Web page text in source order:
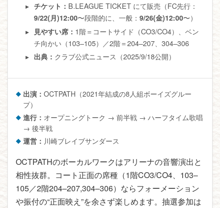
チケット： B.LEAGUE TICKET にて販売（FC先行：
9/22(月)12:00〜段階的に、一般：9/26(金)12:00〜）
見やすい席： 1階＝コートサイド（CO3/CO4）、ベン
チ向かい（103–105）／2階＝204–207、304–306
出典： クラブ公式ニュース（2025/9/18公開）
出演：OCTPATH（2021年結成の8人組ボーイズグルー
プ）
進行： オープニングトーク → 前半戦 → ハーフタイム歌唱
→ 後半戦
運営： 川崎ブレイブサンダース
OCTPATHのボーカルワークはアリーナの音響演出と
相性抜群。コート正面の席種（1階CO3/CO4、103–
105／2階204–207,304–306）ならフォーメーション
や振付の“正面映え”を余さず楽しめます。抽選参加は